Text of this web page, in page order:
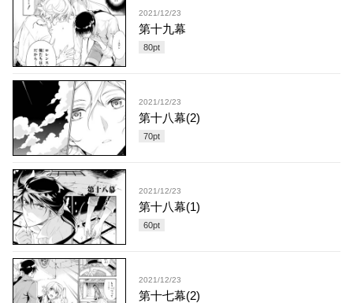
2021/12/23
第十九幕
80pt
2021/12/23
第十八幕(2)
70pt
2021/12/23
第十八幕(1)
60pt
2021/12/23
第十七幕(2)